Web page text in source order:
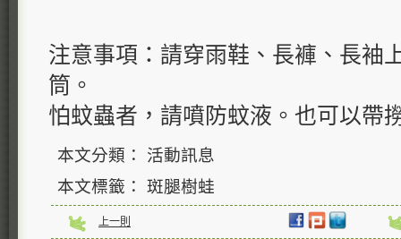
注意事項：請穿雨鞋、長褲、長袖
筒。
怕蚊蟲者，請噴防蚊液。也可以帶
本文分類： 活動訊息
本文標籤： 斑腿樹蛙
上一則